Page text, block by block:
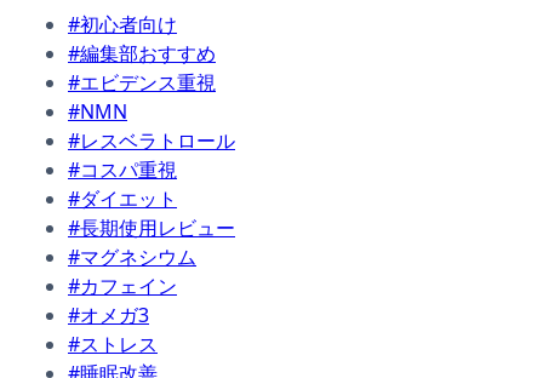
#初心者向け
#編集部おすすめ
#エビデンス重視
#NMN
#レスベラトロール
#コスパ重視
#ダイエット
#長期使用レビュー
#マグネシウム
#カフェイン
#オメガ3
#ストレス